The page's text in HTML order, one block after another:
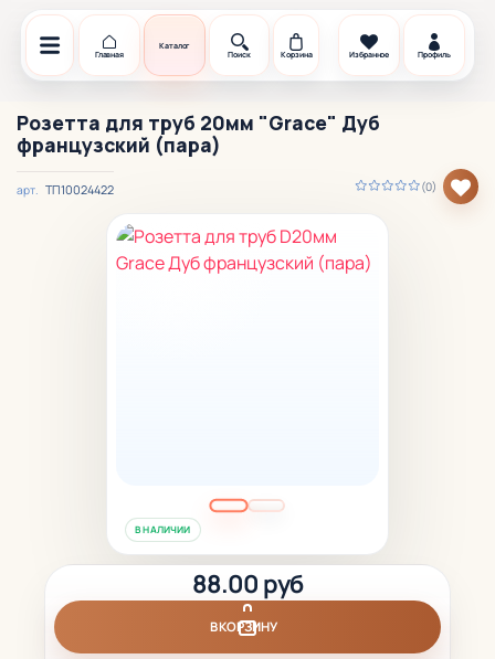
Главная
Каталог
Поиск
Корзина Избранное Профиль
Розетта для труб 20мм "Grace" Дуб
французский (пара)
(0)
арт. ТП10024422
В НАЛИЧИИ
88.00 руб
В КОРЗИНУ